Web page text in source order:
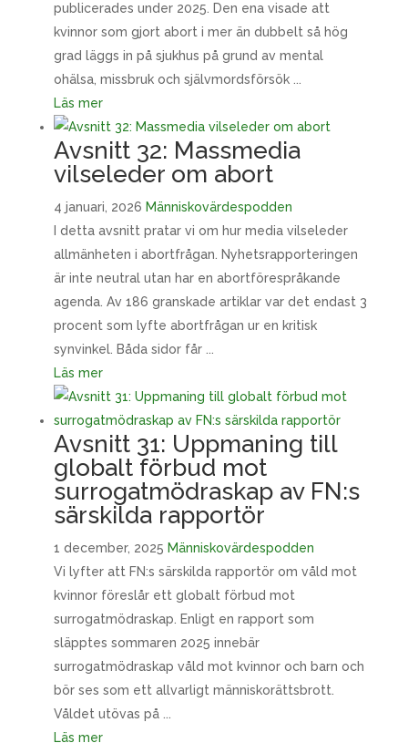
publicerades under 2025. Den ena visade att
kvinnor som gjort abort i mer än dubbelt så hög
grad läggs in på sjukhus på grund av mental
ohälsa, missbruk och självmordsförsök ...
Läs mer
Avsnitt 32: Massmedia
vilseleder om abort
4 januari, 2026 Människovärdespodden
I detta avsnitt pratar vi om hur media vilseleder
allmänheten i abortfrågan. Nyhetsrapporteringen
är inte neutral utan har en abortförespråkande
agenda. Av 186 granskade artiklar var det endast 3
procent som lyfte abortfrågan ur en kritisk
synvinkel. Båda sidor får ...
Läs mer
Avsnitt 31: Uppmaning till
globalt förbud mot
surrogatmödraskap av FN:s
särskilda rapportör
1 december, 2025 Människovärdespodden
Vi lyfter att FN:s särskilda rapportör om våld mot
kvinnor föreslår ett globalt förbud mot
surrogatmödraskap. Enligt en rapport som
släpptes sommaren 2025 innebär
surrogatmödraskap våld mot kvinnor och barn och
bör ses som ett allvarligt människorättsbrott.
Våldet utövas på ...
Läs mer